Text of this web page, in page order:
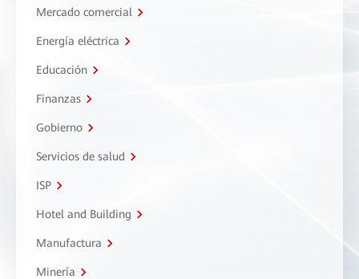
Mercado comercial
Energía eléctrica
Educación
Finanzas
Gobierno
Servicios de salud
ISP
Hotel and Building
Manufactura
Minería